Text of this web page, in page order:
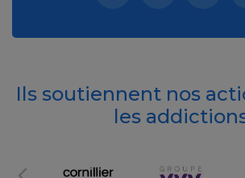
Ils soutiennent nos
les